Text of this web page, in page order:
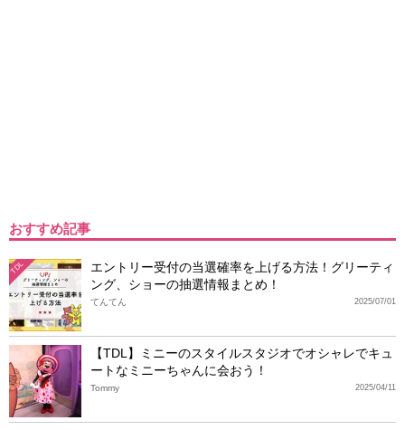
おすすめ記事
TDL
エントリー受付の当選確率を上げる方法！グリーティ
ング、ショーの抽選情報まとめ！
2025/07/01
てんてん
【TDL】ミニーのスタイルスタジオでオシャレでキュ
ートなミニーちゃんに会おう！
2025/04/11
Tommy